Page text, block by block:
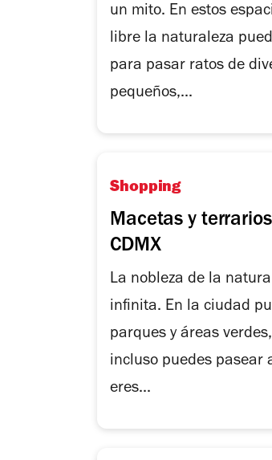
un mito. En estos
libre la naturaleza
para pasar ratos de
pequeños,...
Shopping
Macetas y
CDMX
La nobleza de la
infinita. En la ciudad
parques y áreas
incluso puedes pasear
eres...